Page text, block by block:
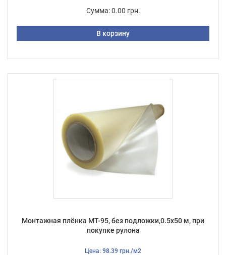
Сумма: 0.00 грн.
В корзину
Монтажная плёнка МТ-95, без подложки,0.5х50 м, при
покупке рулона
Цена: 98.39 грн./м2